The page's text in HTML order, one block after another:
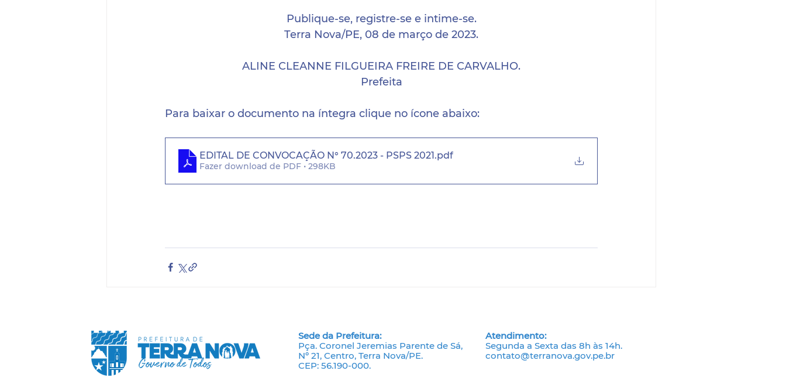
Publique-se, registre-se e intime-se.
Terra Nova/PE, 08 de março de 2023.
ALINE CLEANNE FILGUEIRA FREIRE DE CARVALHO.
Prefeita
Para baixar o documento na íntegra clique no ícone abaixo:
EDITAL DE CONVOCAÇÃO N° 70.2023 - PSPS 2021.pdf
Fazer download de PDF • 298KB
Sede da Prefeitura:
Pça. Coronel Jeremias Parente de Sá,
Nº 21, Centro, Terra Nova/PE.
CEP: 56.190-000.
Atendimento:
Segunda a Sexta das 8h às 14h.
contato@terranova.gov.pe.br